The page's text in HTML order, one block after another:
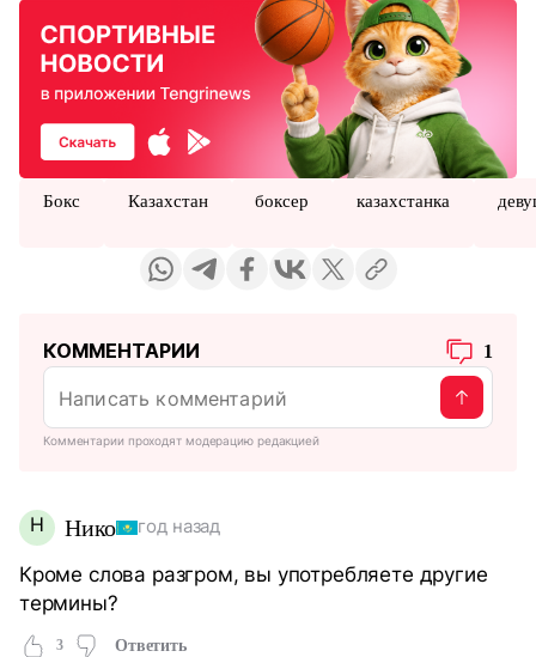
Бокс Казахстан боксер казахстанка
КОММЕНТАРИИ 1
Комментарии проходят модерацию редакцией
Н Нико год назад
Кроме слова разгром, вы употребляете другие
термины?
3 Ответить